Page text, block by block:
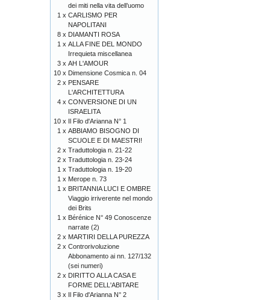
dei miti nella vita dell’uomo
1 x CARLISMO PER
NAPOLITANI
8 x DIAMANTI ROSA
1 x ALLA FINE DEL MONDO
Irrequieta miscellanea
3 x AH L'AMOUR
10 x Dimensione Cosmica n. 04
2 x PENSARE
L'ARCHITETTURA
4 x CONVERSIONE DI UN
ISRAELITA
10 x Il Filo d'Arianna N° 1
1 x ABBIAMO BISOGNO DI
SCUOLE E DI MAESTRI!
2 x Traduttologia n. 21-22
2 x Traduttologia n. 23-24
1 x Traduttologia n. 19-20
1 x Merope n. 73
1 x BRITANNIA LUCI E OMBRE
Viaggio irriverente nel mondo
dei Brits
1 x Bérénice N° 49 Conoscenze
narrate (2)
2 x MARTIRI DELLA PUREZZA
2 x Controrivoluzione
Abbonamento ai nn. 127/132
(sei numeri)
2 x DIRITTO ALLA CASA E
FORME DELL'ABITARE
3 x Il Filo d'Arianna N° 2